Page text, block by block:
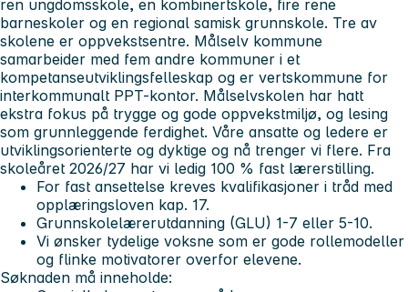
ren ungdomsskole, en kombinertskole, fire rene
barneskoler og en regional samisk grunnskole. Tre av
skolene er oppvekstsentre. Målselv kommune
samarbeider med fem andre kommuner i et
kompetanseutviklingsfelleskap og er vertskommune for
interkommunalt PPT-kontor. Målselvskolen har hatt
ekstra fokus på trygge og gode oppvekstmiljø, og lesing
som grunnleggende ferdighet. Våre ansatte og ledere er
utviklingsorienterte og dyktige og nå trenger vi flere. Fra
skoleåret 2026/27 har vi ledig 100 % fast lærerstilling.
For fast ansettelse kreves kvalifikasjoner i tråd med
opplæringsloven kap. 17.
Grunnskolelærerutdanning (GLU) 1-7 eller 5-10.
Vi ønsker tydelige voksne som er gode rollemodeller
og flinke motivatorer overfor elevene.
Søknaden må inneholde: